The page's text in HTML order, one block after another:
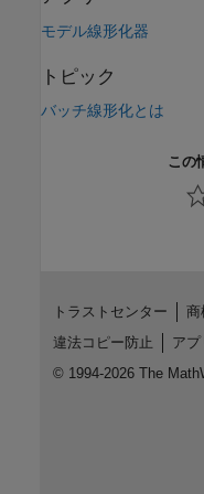
モデル線形化器
トピック
バッチ線形化とは
この
トラストセンター 商
違法コピー防止
ア
© 1994-2026 The